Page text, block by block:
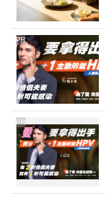
PR
PR